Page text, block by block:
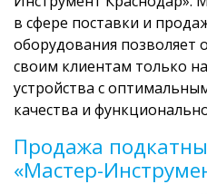
в сфере поставки и
оборудования позволяет
своим клиентам только
устройства с
качества и
Продажа
«Мастер-